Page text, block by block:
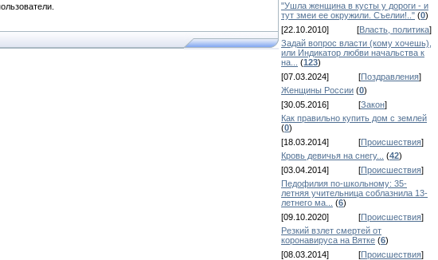
"Ушла женщина в кусты у дороги - и
тут змеи ее окружили. Съелии!.." (0)
[22.10.2010]
[Власть, политика]
Задай вопрос власти (кому хочешь),
или Индикатор любви начальства к
на...
(123)
[07.03.2024]
[Поздравления]
Женщины России (0)
[30.05.2016]
[Закон]
Как правильно купить дом с землей
(0)
[18.03.2014]
[Происшествия]
Кровь девичья на снегу...
(42)
[03.04.2014]
[Происшествия]
Педофилия по-школьному: 35-
летняя учительница соблазнила 13-
летнего ма...
(6)
[09.10.2020]
[Происшествия]
Резкий взлет смертей от
коронавируса на Вятке (6)
[08.03.2014]
[Происшествия]